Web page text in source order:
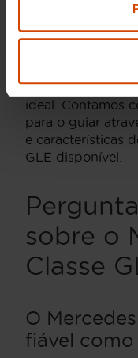
qualidade e a
encontrar o
equipa comercial
todo o apoio
ideal. Contamos
para o guiar
e características
GLE disponível.
sobre o
Classe
O
fiável